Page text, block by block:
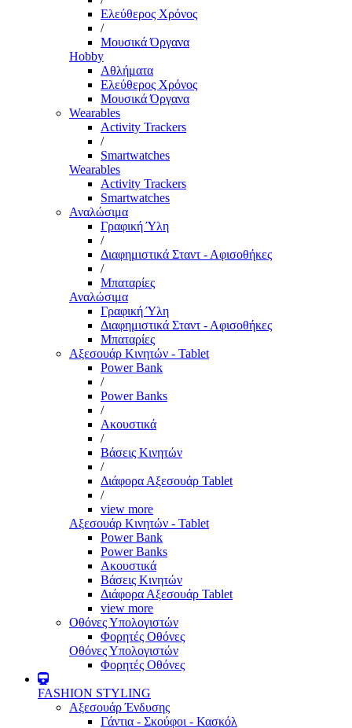
Ελεύθερος Χρόνος
/
Μουσικά Όργανα
Hobby
Αθλήματα
Ελεύθερος Χρόνος
Μουσικά Όργανα
Wearables
Activity Trackers
/
Smartwatches
Wearables
Activity Trackers
Smartwatches
Αναλώσιμα
Γραφική Ύλη
/
Διαφημιστικά Σταντ - Αφισοθήκες
/
Μπαταρίες
Αναλώσιμα
Γραφική Ύλη
Διαφημιστικά Σταντ - Αφισοθήκες
Μπαταρίες
Αξεσουάρ Κινητών - Tablet
Power Bank
/
Power Banks
/
Ακουστικά
/
Βάσεις Κινητών
/
Διάφορα Αξεσουάρ Tablet
/
view more
Αξεσουάρ Κινητών - Tablet
Power Bank
Power Banks
Ακουστικά
Βάσεις Κινητών
Διάφορα Αξεσουάρ Tablet
view more
Οθόνες Υπολογιστών
Φορητές Οθόνες
Οθόνες Υπολογιστών
Φορητές Οθόνες
FASHION STYLING
Αξεσουάρ Ένδυσης
Γάντια - Σκούφοι - Κασκόλ